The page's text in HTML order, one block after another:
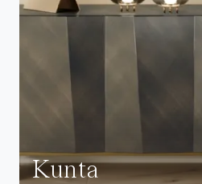
Kunta